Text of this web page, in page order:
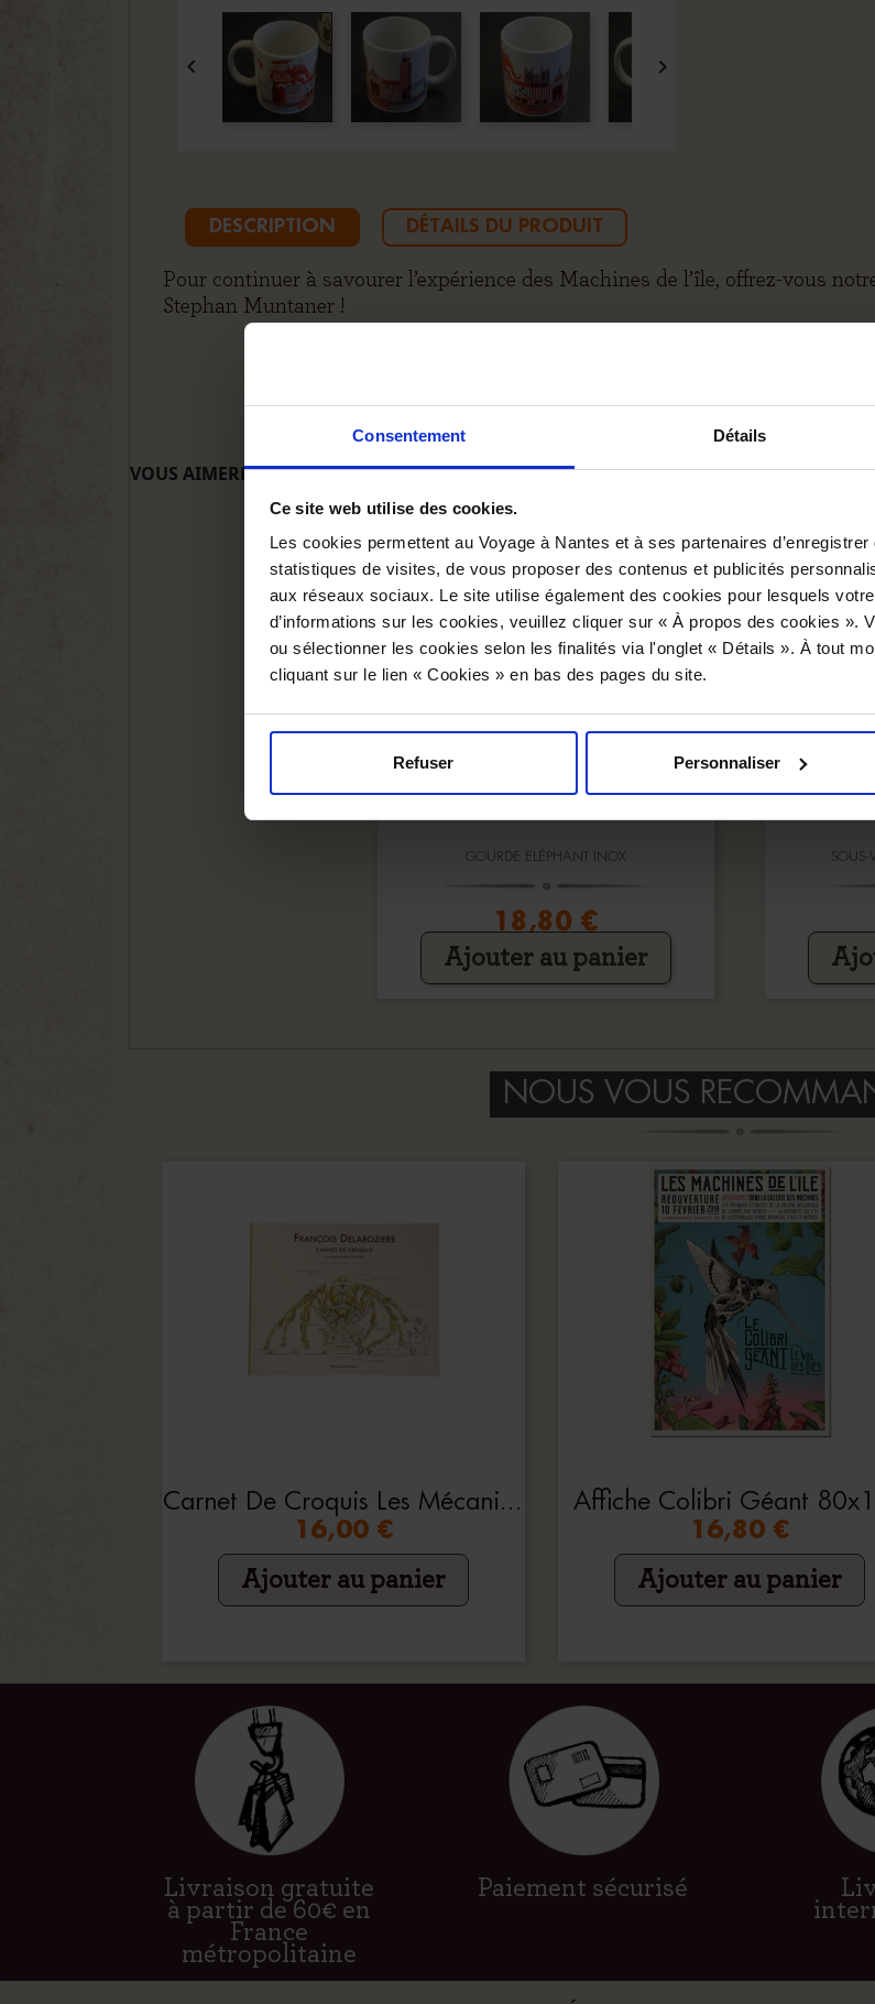
Consentement Détails
Ce site web utilise des cookies.
Les cookies permettent au Voyage à Nantes et à ses partenaires
statistiques de visites, de vous proposer des contenus et publicités
aux réseaux sociaux. Le site utilise également des cookies pour lesquels
d’informations sur les cookies, veuillez cliquer sur « À propos des cookies ».
ou sélectionner les cookies selon les finalités via l'onglet « Détails ». À tout
cliquant sur le lien « Cookies » en bas des pages du site.
Refuser Personnaliser
 
DESCRIPTION DÉTAILS DU PRODUIT
Pour continuer à savourer l’expérience des Machines de l’île, offrez-vous
Stephan Muntaner !
VOUS AIMEREZ AUSSI
GOURDE ELÉPHANT INOX
18,80 €
Ajouter au panier
SOUS-
NOUS VOUS
Carnet De Croquis Les Mécaniques Savantes
16,00 €
Ajouter au panier
Affiche Colibri Géant
16,80 €
Ajouter au panier
Livraison gratuite
à partir de 60€ en
France
métropolitaine
Paiement sécurisé